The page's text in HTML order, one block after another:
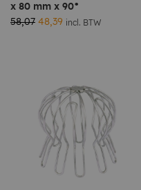
x 80 mm x 90°
58,07 48,39 incl. BTW